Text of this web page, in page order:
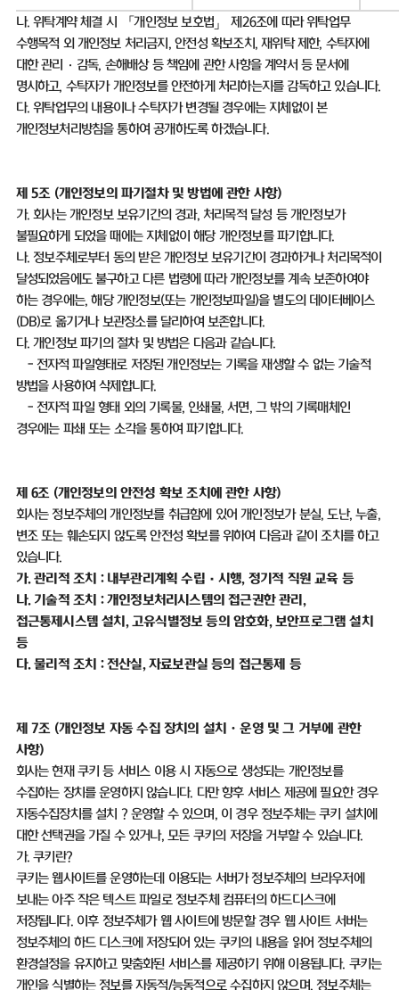
나.위탁계약 체결 시 「개인정보 보호법」 제 26조에 따라 위탁업무
수행목적 외 개인정보 처리금지 ,안전성 확보조치 ,재위탁 제한, 수탁자에
대한 관리
· 감독, 손해배상 등 책임에 관한 사항을 계약서 등 문서에
명시하고, 수탁자가 개인정보를 안전하게 처리하는지를 감독하고 있습니다.
다.위탁업무의 내용이나 수탁자가 변경될 경우에는 지체없이 본
개인정보처리방침을 통하여 공개하도록 하겠습니다.
제 5조 (개인정보의 파기절차 및 방법에 관한 사항)
가.회사는 개인정보 보유기간의 경과, 처리목적 달성 등 개인정보가
불필요하게 되었을 때에는 지체없이 해당 개인정보를 파기합니다.
나.정보주체로부터 동의 받은 개인정보 보유기간이 경과하거나 처리목적이
달성되었음에도 불구하고 다른 법령에 따라 개인정보를 계속 보존하여야
하는 경우에는,해당 개인정보(또는 개인정보파일)을 별도의 데이터베이스
(DB)로 옮기거나 보관장소를 달리하여 보존합니다.
다.개인정보 파기의 절차 및 방법은 다음과 같습니다.
- 전자적 파일형태로 저장된 개인정보는 기록을 재생할 수 없는 기술적
방법을 사용하여 삭제합니다.
- 전자적 파일 형태 외의 기록물, 인쇄물,서면,그 밖의 기록매체인
경우에는 파쇄 또는 소각을 통하여 파기합니다.
제 6조 (개인정보의 안전성 확보 조치에 관한 사항)
회사는 정보주체의 개인정보를 취급함에 있어 개인정보가 분실, 도난,누출,
변조 또는 훼손되지 않도록 안전성 확보를 위하여 다음과 같이 조치를 하고
있습니다.
가.관리적 조치 : 내부관리계획 수립· 시행, 정기적 직원 교육 등
나. 기술적 조치 :개인정보처리시스템의 접근권한 관리 ,
접근통제시스템 설치 , 고유식별정보 등의 암호화, 보안프로그램 설치
등
다.물리적 조치 :전산실, 자료보관실 등의 접근통제 등
제 7조 (개인정보 자동 수집 장치의 설치ㆍ운영 및 그 거부에 관한
사항)
회사는 현재 쿠키 등 서비스 이용 시 자동으로 생성되는 개인정보를
수집하는 장치를 운영하지 않습니다. 다만 향후 서비스 제공에 필요한 경우
자동수집장치를 설치 ？ 운영할 수 있으며, 이 경우 정보주체는 쿠키 설치에
대한 선택권을 가질 수 있거나, 모든 쿠키의 저장을 거부할 수 있습니다.
가.쿠키란?
쿠키는 웹사이트를 운영하는데 이용되는 서버가 정보주체의 브라우저에
보내는 아주 작은 텍스트 파일로 정보주체 컴퓨터의 하드디스크에
저장됩니다. 이후 정보주체가 웹 사이트에 방문할 경우 웹 사이트 서버는
정보주체의 하드 디스크에 저장되어 있는 쿠키의 내용을 읽어 정보주체의
환경설정을 유지하고 맞춤화된 서비스를 제공하기 위해 이용됩니다. 쿠키는
개인을 식별하는 정보를 자동적/능동적으로 수집하지 않으며,정보주체는